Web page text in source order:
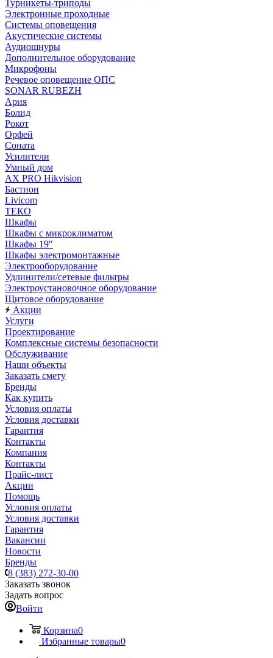
Турникеты-триподы
Электронные проходные
Системы оповещения
Акустические системы
Аудиошнуры
Дополнительное оборудование
Микрофоны
Речевое оповещение ОПС
SONAR RUBEZH
Ария
Болид
Рокот
Орфей
Соната
Усилители
Умный дом
AX PRO Hikvision
Бастион
Livicom
ТЕКО
Шкафы
Шкафы с микроклиматом
Шкафы 19"
Шкафы электромонтажные
Электрооборудование
Удлинители/сетевые фильтры
Электроустановочное оборудование
Щитовое оборудование
Акции
Услуги
Проектирование
Комплексные системы безопасности
Обслуживание
Наши объекты
Заказать смету
Бренды
Как купить
Условия оплаты
Условия доставки
Гарантия
Контакты
Компания
Контакты
Прайс-лист
Акции
Помощь
Условия оплаты
Условия доставки
Гарантия
Вакансии
Новости
Бренды
8 (383) 272-30-00
Заказать звонок
Задать вопрос
Войти
Корзина0
Избранные товары0